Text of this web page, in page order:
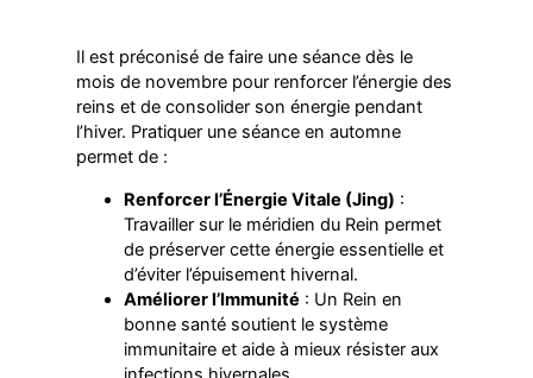
Il est préconisé de faire une séance dès le
mois de novembre pour renforcer l’énergie des
reins et de consolider son énergie pendant
l’hiver. Pratiquer une séance en automne
permet de :
Renforcer l’Énergie Vitale (Jing) :
Travailler sur le méridien du Rein permet
de préserver cette énergie essentielle et
d’éviter l’épuisement hivernal.
Améliorer l’Immunité : Un Rein en
bonne santé soutient le système
immunitaire et aide à mieux résister aux